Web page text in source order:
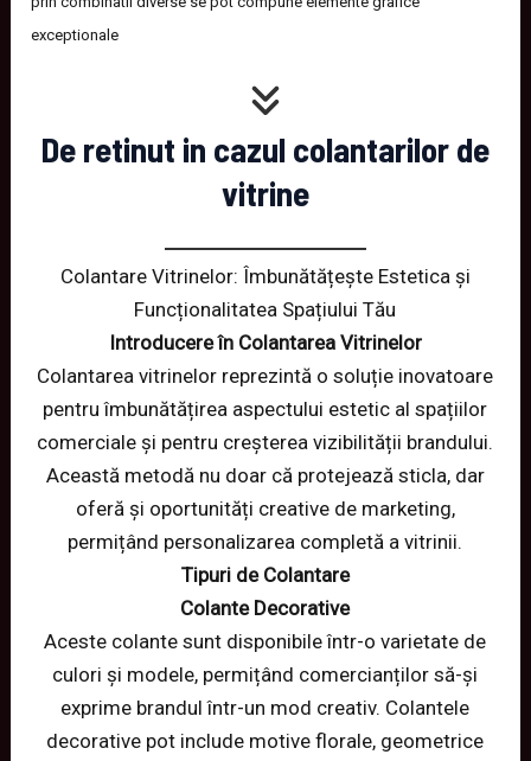
exceptionale
De retinut in cazul colantarilor de
vitrine
Colantare Vitrinelor: Îmbunătățește Estetica și
Funcționalitatea Spațiului Tău
Introducere în Colantarea Vitrinelor
Colantarea vitrinelor reprezintă o soluție inovatoare
pentru îmbunătățirea aspectului estetic al spațiilor
comerciale și pentru creșterea vizibilității brandului.
Această metodă nu doar că protejează sticla, dar
oferă și oportunități creative de marketing,
permițând personalizarea completă a vitrinii.
Tipuri de Colantare
Colante Decorative
Aceste colante sunt disponibile într-o varietate de
culori și modele, permițând comercianților să-și
exprime brandul într-un mod creativ. Colantele
decorative pot include motive florale, geometrice